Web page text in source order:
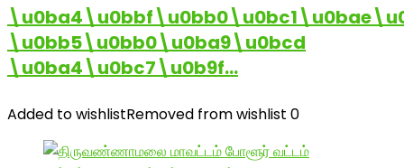
\u0bb5\u0bb0\u0ba9\u0bcd
\u0ba4\u0bc7\u0b9f…
Added to wishlistRemoved from wishlist 0